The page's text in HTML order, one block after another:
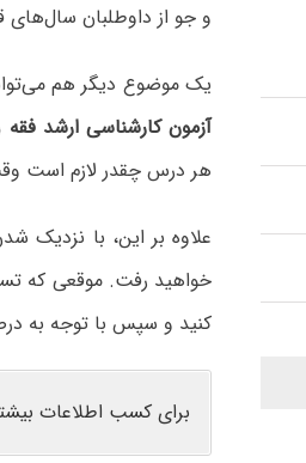
و جو از داوطلبان سال‌های
یک موضوع دیگر هم
آزمون کارشناسی ارشد
هر درس چقدر لازم است
علاوه بر این، با نزدیک
خواهید رفت. موقعی که
کنید و سپس با توجه به
برای کسب اطلاعات